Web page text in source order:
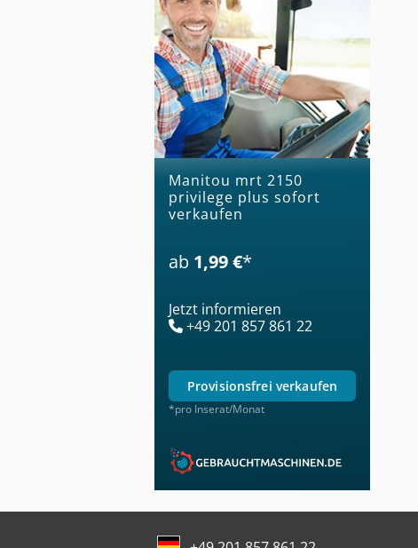
manitou mrt 2150
privilege plus sofort
verkaufen
ab 1,99 €*
Jetzt informieren
+49 201 857 861 22
provisionsfrei verkaufen
*pro Inserat/Monat